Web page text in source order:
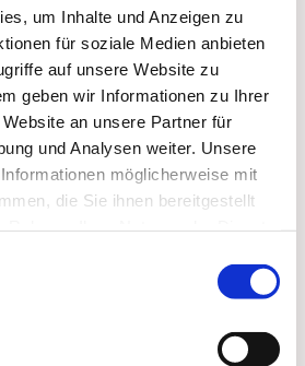
um Inhalte und Anzeigen zu
für soziale Medien anbieten
auf unsere Website zu
geben wir Informationen zu Ihrer
an unsere Partner für
und Analysen weiter. Unsere
möglicherweise mit
die Sie ihnen bereitgestellt
Sie auch